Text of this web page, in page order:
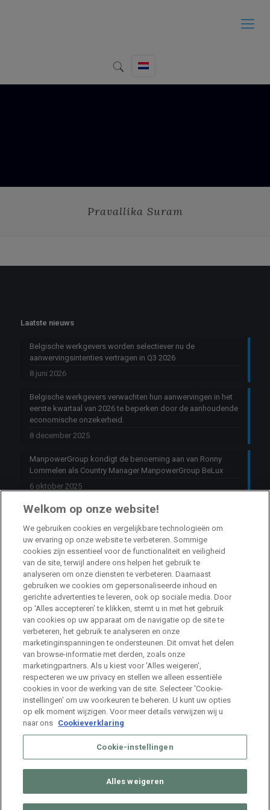
Pravallika Suram
Laatste nieuws
Belgische werkgevers worden selectiever nu de
aanwervingsintenties vertragen in Q3 2026
8 juni 2026
Belgische werkgevers verwachten hun aanwervingen in het
eerste kwartaal van 2026 te beperken door de aanhoudende
economische onzekerheid.
8 december 2025
ManpowerGroup kondigt de benoeming aan van Ronny
Lommelen als Country Manager ManpowerGroup BeLux
6 oktober 2025
HR Consultant Sint-Niklaas
Sint-Niklaas Full Time
Stage HR Consultant – Machelen
Machelen Internship
Talent Acquisition Specialist Life Sciences
Machelen Full Time
© 2026 ManpowerGroup Belgium. All Rights Reserved.Muffin
Welkom op onze website!
We gebruiken cookies en vergelijkbare technologieën om
uw ervaring op onze website te verbeteren. Sommige
cookies zijn essentieel voor de functionaliteit en veiligheid
van de site, terwijl andere ons helpen het gebruik te
analyseren om onze diensten te verbeteren. Daarnaast
gebruiken we cookies om gepersonaliseerde inhoud en
gerichte advertenties te leveren, ook op sociale media. Door
op 'Alles accepteren' te klikken, stemt u in met het gebruik
van cookies op uw apparaat om de navigatie op de site te
verbeteren, het gebruik te analyseren en onze
marketinginspanningen te ondersteunen. Dit omvat het delen
van browse-informatie met derden, zoals onze
marketingpartners. Als u kiest voor 'Alles weigeren',
respecteren we uw privacy en stellen we alleen essentiële
cookies in voor de werking van de site. Selecteer 'Cookie-
instellingen' om uw voorkeuren te beheren. U kunt uw opties
op elk moment wijzigen. Voor meer details verwijzen wij u
naar ons Cookieverklaring
Cookie-instellingen
Alles weigeren